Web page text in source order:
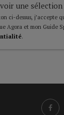
une
ci-dessus, j’accepte
Agora et mon Guide
.